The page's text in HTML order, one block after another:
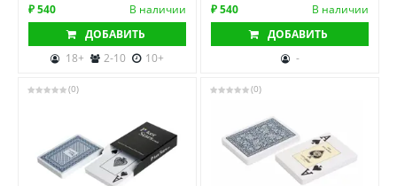
₽ 540
В наличии
ДОБАВИТЬ
18+
2-10 10+
₽ 540
В наличии
ДОБАВИТЬ
-
(0) (0)